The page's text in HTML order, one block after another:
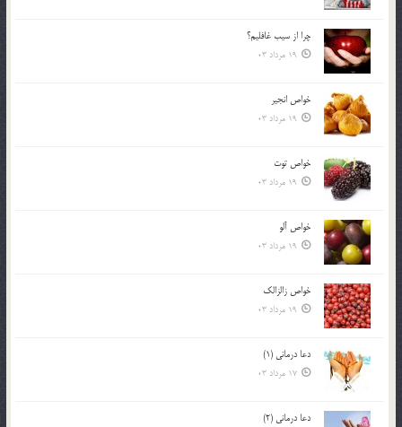
چرا از سيب غافليم؟
19 مرداد 03
خواص انجير
19 مرداد 03
خواص توت
19 مرداد 03
خواص آلو
19 مرداد 03
خواص زالزالک
19 مرداد 03
دعا درمانی (1)
17 مرداد 03
دعا درمانی (2)